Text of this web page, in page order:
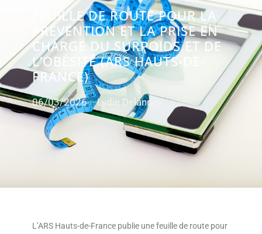
FEUILLE DE ROUTE POUR LA
PRÉVENTION ET LA PRISE EN
CHARGE DU SURPOIDS ET DE
L’OBÉSITÉ (ARS HAUTS-DE-
FRANCE)
06/03/2026 Lydie Delannoy
L’ARS Hauts-de-France publie une feuille de route pour